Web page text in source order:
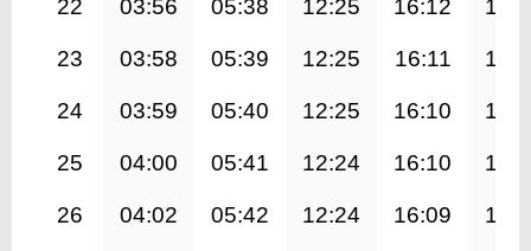
22 03:56 05:38 12:25 16:12
23 03:58 05:39 12:25 16:11
24 03:59 05:40 12:25 16:10
25 04:00 05:41 12:24 16:10
26 04:02 05:42 12:24 16:09